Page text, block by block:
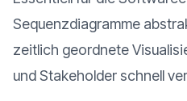
Sequenzdiagramme
zeitlich geordnete
und Stakeholder schnell